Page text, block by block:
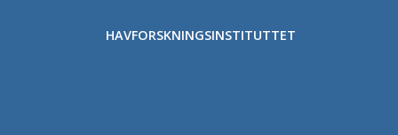
HAVFORSKNINGSINSTITUTTET